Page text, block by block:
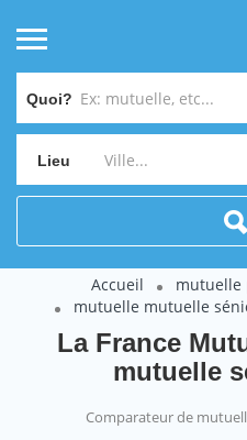
Quoi?
Lieu
Accueil
mutuelle
mutuelle mutuelle
La France
mutuelle
Comparateur de